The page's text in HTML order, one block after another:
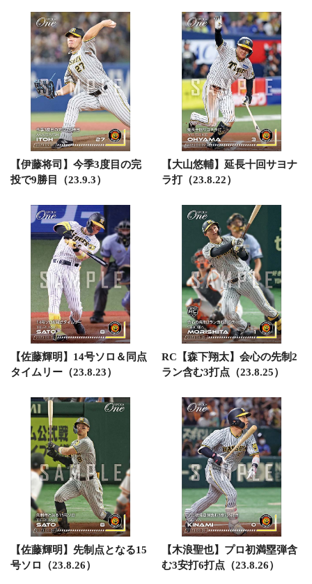
【伊藤将司】今季3度目の完
投で9勝目（23.9.3）
【大山悠輔】延長十回サヨナ
ラ打（23.8.22）
【佐藤輝明】14号ソロ＆同点
タイムリー（23.8.23）
RC【森下翔太】会心の先制2
ラン含む3打点（23.8.25）
【佐藤輝明】先制点となる15
号ソロ（23.8.26）
【木浪聖也】プロ初満塁弾含
む3安打6打点（23.8.26）